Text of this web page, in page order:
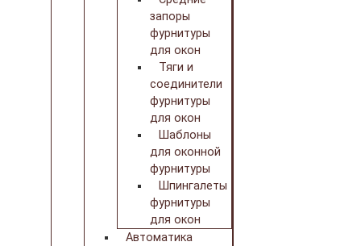
запоры
фурнитуры
для окон
Тяги и
соединители
фурнитуры
для окон
Шаблоны
для оконной
фурнитуры
Шпингалеты
фурнитуры
для окон
Автоматика